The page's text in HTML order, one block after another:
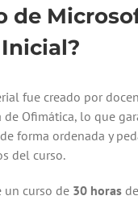
de
Inicial?
fue creado por
de Ofimática, lo que
forma ordenada y
del curso.
un curso de 30 horas